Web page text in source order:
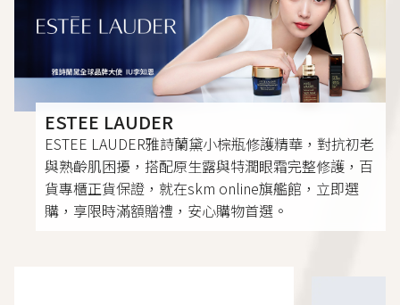
ESTEE LAUDER
ESTEE LAUDER雅詩蘭黛小棕瓶修護精華，對抗初老
與熟齡肌困擾，搭配原生露與特潤眼霜完整修護，百
貨專櫃正貨保證，就在skm online旗艦館，立即選
購，享限時滿額贈禮，安心購物首選。